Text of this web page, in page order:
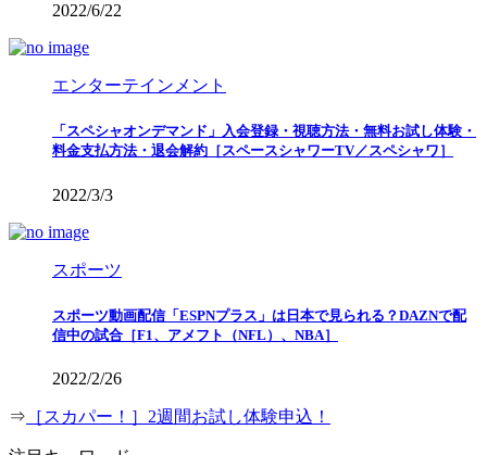
2022/6/22
エンターテインメント
「スペシャオンデマンド」入会登録・視聴方法・無料お試し体験・
料金支払方法・退会解約［スペースシャワーTV／スペシャワ］
2022/3/3
スポーツ
スポーツ動画配信「ESPNプラス」は日本で見られる？DAZNで配
信中の試合［F1、アメフト（NFL）、NBA］
2022/2/26
⇒ ［スカパー！］2週間お試し体験申込！